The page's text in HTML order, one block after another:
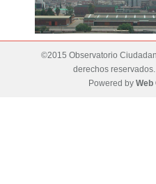
©2015 Observatorio
derechos reservados.
Powered by Web